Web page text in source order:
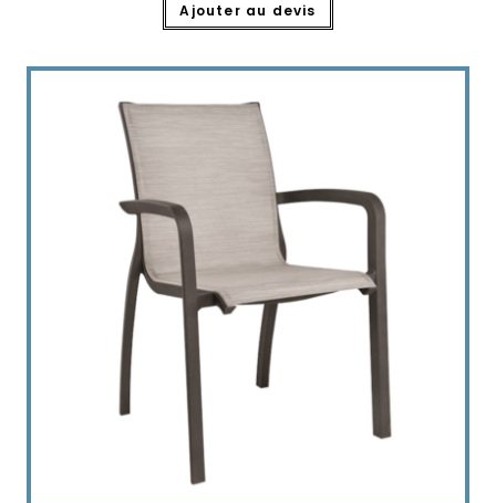
Ajouter au devis